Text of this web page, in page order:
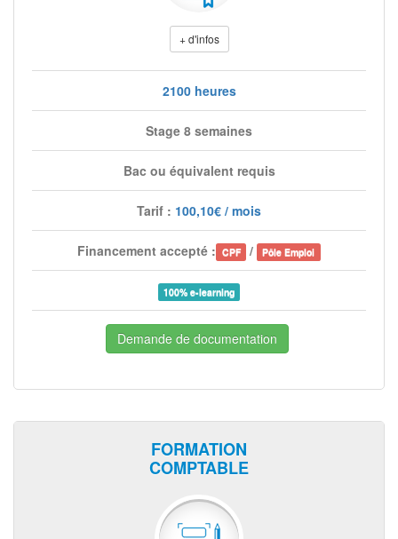
+ d'infos
2100 heures
Stage 8 semaines
Bac ou équivalent requis
Tarif : 100,10€ / mois
Financement accepté : CPF / Pôle Emploi
100% e-learning
Demande de documentation
FORMATION
COMPTABLE